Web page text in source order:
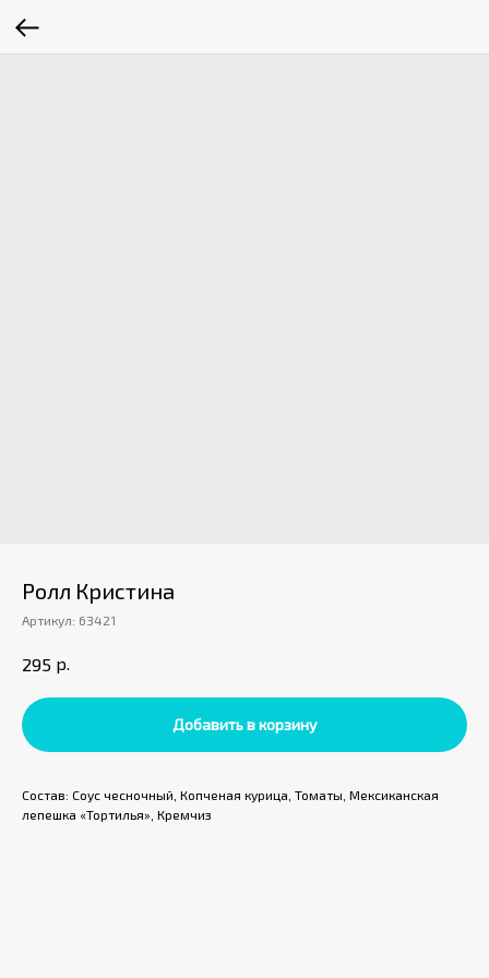
Ролл Кристина
Артикул: 63421
295 р.
Добавить в корзину
Состав: Соус чесночный, Копченая курица, Томаты, Мексиканская
лепешка «Тортилья», Кремчиз